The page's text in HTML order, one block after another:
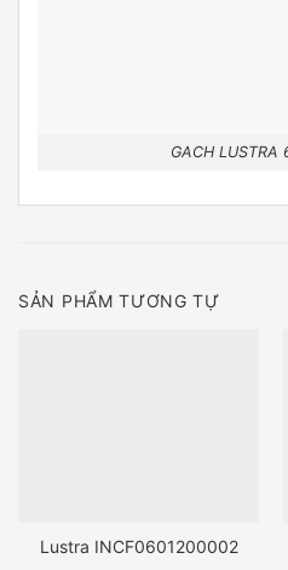
GACH LUSTRA
SẢN PHẨM TƯƠNG TỰ
Lustra INCF0601200002